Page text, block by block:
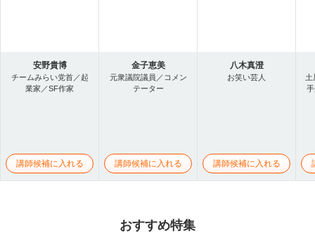
安野貴博
チームみらい党首／起
業家／SF作家
講師候補に入れる
金子恵美
元衆議院議員／コメン
テーター
講師候補に入れる
八木真澄
お笑い芸人
講師候補に入れる
土
おすすめ特集